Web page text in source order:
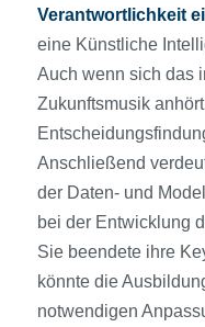
Verantwortlichkeit
eine Künstliche
Auch wenn sich das
Zukunftsmusik
Anschließend
der Daten- und
bei der Entwicklung
Sie beendete ihre
könnte die
notwendigen